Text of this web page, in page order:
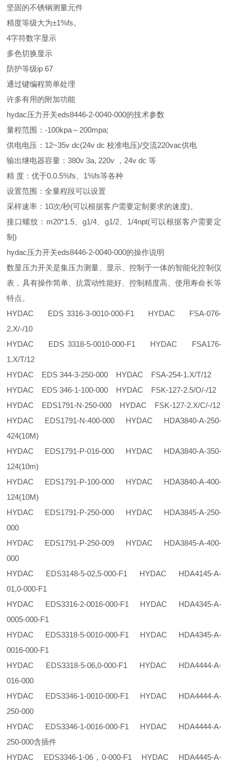
坚固的不锈钢测量元件
精度等级大为±1%fs。
4字符数字显示
多色切换显示
防护等级ip 67
通过键编程简单处理
许多有用的附加功能
hydac压力开关eds8446-2-0040-000的技术参数
量程范围：-100kpa～200mpa;
供电电压：12~35v dc(24v dc 校准电压)/交流220vac供电
输出继电器容量：380v 3a, 220v ，24v dc 等
精 度：优于0.0.5%fs、1%fs等各种
设置范围：全量程段可以设置
采样速率：10次/秒(可以根据客户需要定制要求的速度)。
接口螺纹：m20*1.5、g1/4、g1/2、1/4npt(可以根据客户需要定
制)
hydac压力开关eds8446-2-0040-000的操作说明
数显压力开关是集压力测量、显示、控制于一体的智能化控制仪
表，具有操作简单、抗震动性能好、控制精度高、使用寿命长等
特点。
HYDAC EDS 3316-3-0010-000-F1 HYDAC FSA-076-
2.X/-/10
HYDAC EDS 3318-5-0010-000-F1 HYDAC FSA176-
1.X/T/12
HYDAC EDS 344-3-250-000 HYDAC FSA-254-1.X/T/12
HYDAC EDS 346-1-100-000 HYDAC FSK-127-2.5/O/-/12
HYDAC EDS1791-N-250-000 HYDAC FSK-127-2.X/C/-/12
HYDAC EDS1791-N-400-000 HYDAC HDA3840-A-250-
424(10M)
HYDAC EDS1791-P-016-000 HYDAC HDA3840-A-350-
124(10m)
HYDAC EDS1791-P-100-000 HYDAC HDA3840-A-400-
124(10M)
HYDAC EDS1791-P-250-000 HYDAC HDA3845-A-250-
000
HYDAC EDS1791-P-250-009 HYDAC HDA3845-A-400-
000
HYDAC EDS3148-5-02,5-000-F1 HYDAC HDA4145-A-
01,0-000-F1
HYDAC EDS3316-2-0016-000-F1 HYDAC HDA4345-A-
0005-000-F1
HYDAC EDS3318-5-0010-000-F1 HYDAC HDA4345-A-
0016-000-F1
HYDAC EDS3318-5-06,0-000-F1 HYDAC HDA4444-A-
016-000
HYDAC EDS3346-1-0010-000-F1 HYDAC HDA4444-A-
250-000
HYDAC EDS3346-1-0016-000-F1 HYDAC HDA4444-A-
250-000含插件
HYDAC EDS3346-1-06，0-000-F1 HYDAC HDA4445-A-